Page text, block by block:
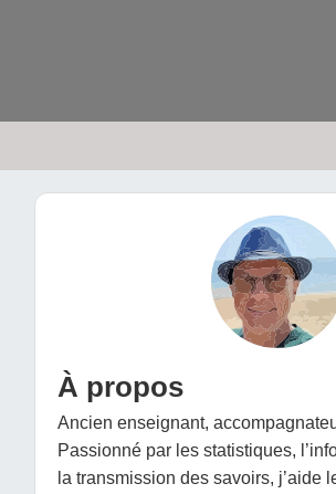
À propos
Ancien enseignant,
Passionné par les statistiques,
la transmission des savoirs, j’aide